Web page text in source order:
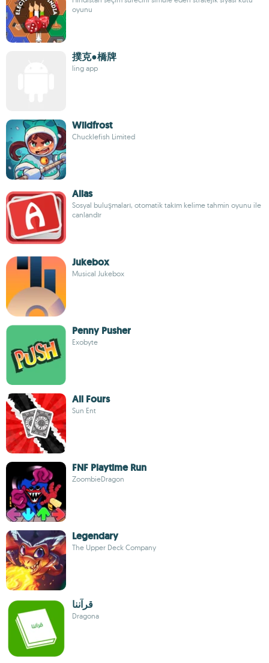
oyunu
撲克●橋牌
ling app
Wildfrost
Chucklefish Limited
Alias
Sosyal buluşmaları, otomatik takım kelime tahmin oyunu ile
canlandır
Jukebox
Musical Jukebox
Penny Pusher
Exobyte
All Fours
Sun Ent
FNF Playtime Run
ZoombieDragon
Legendary
The Upper Deck Company
قرآننا
Dragona